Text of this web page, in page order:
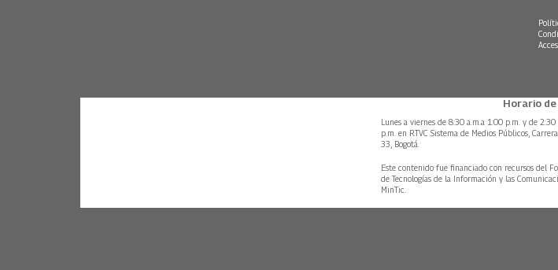
Horario
Lunes a viernes de 8:30 a.m.a 1:00 p.m. y de 2:30
p.m. en RTVC Sistema de Medios Públicos,
33, Bogotá.
Este contenido fue financiado con recursos del
de Tecnologías de la Información y las
MinTic.